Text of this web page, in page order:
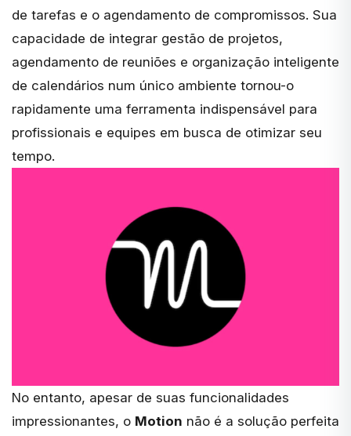
de tarefas e o agendamento de compromissos. Sua
capacidade de integrar gestão de projetos,
agendamento de reuniões e organização inteligente
de calendários num único ambiente tornou-o
rapidamente uma ferramenta indispensável para
profissionais e equipes em busca de otimizar seu
tempo.
No entanto, apesar de suas funcionalidades
impressionantes, o Motion não é a solução perfeita